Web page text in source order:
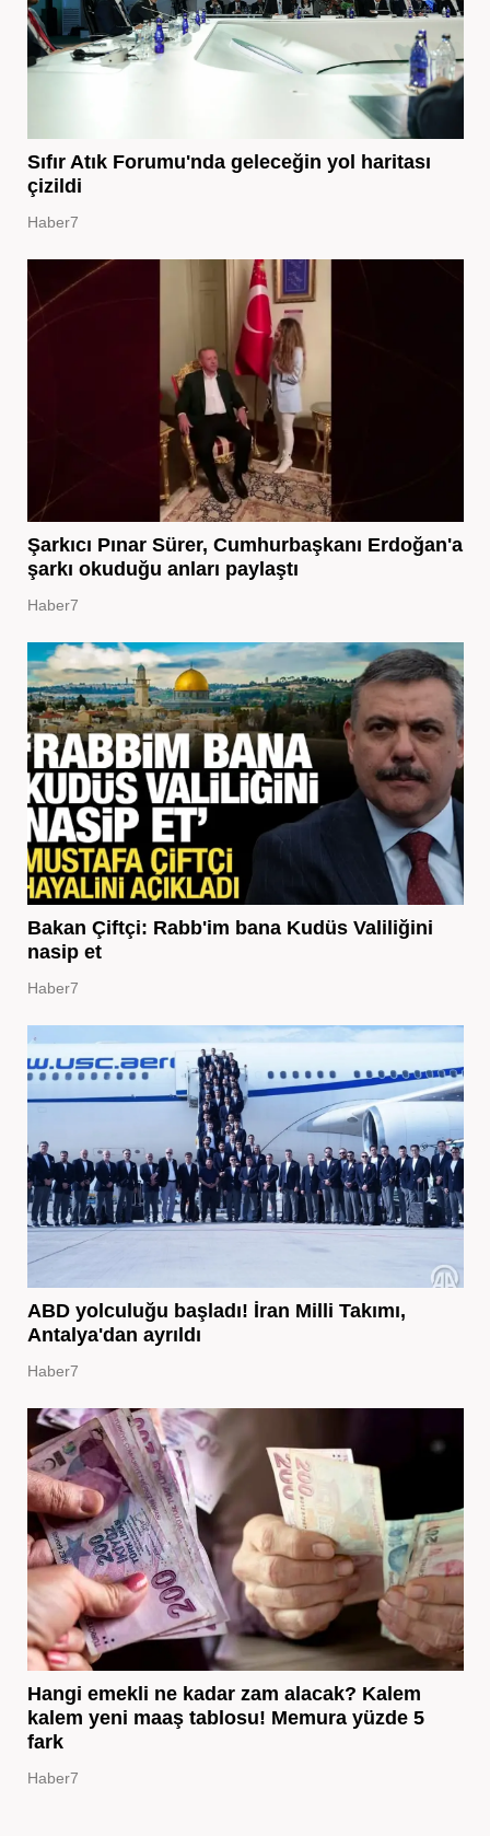
Sıfır Atık Forumu'nda geleceğin yol haritası
çizildi
Haber7
Şarkıcı Pınar Sürer, Cumhurbaşkanı Erdoğan'a
şarkı okuduğu anları paylaştı
Haber7
Bakan Çiftçi: Rabb'im bana Kudüs Valiliğini
nasip et
Haber7
ABD yolculuğu başladı! İran Milli Takımı,
Antalya'dan ayrıldı
Haber7
Hangi emekli ne kadar zam alacak? Kalem
kalem yeni maaş tablosu! Memura yüzde 5
fark
Haber7